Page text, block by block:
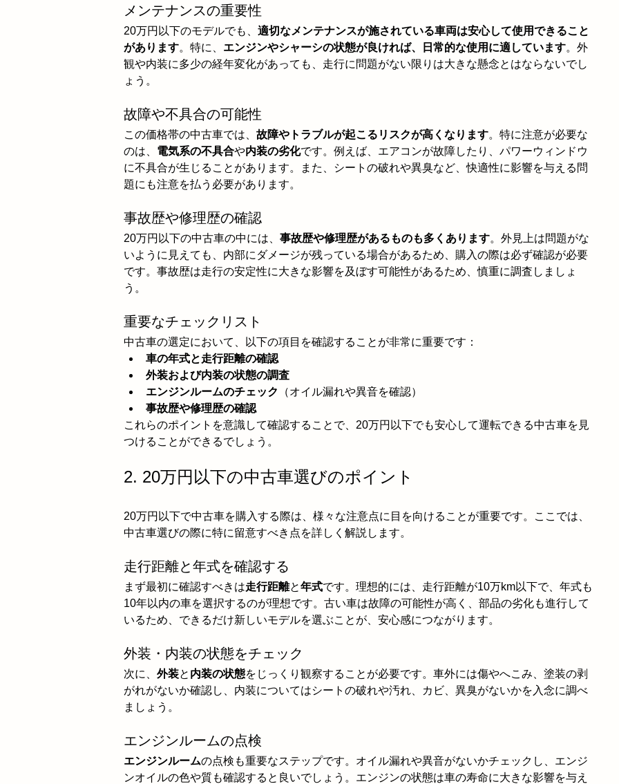
メンテナンスの重要性
20万円以下のモデルでも、 適切なメンテナンスが施されている車両は安心して使用できること
があります。特に、 エンジンやシャーシの状態が良ければ、日常的な使用に適しています。外
観や内装に多少の経年変化があっても、走行に問題がない限りは大きな懸念とはならないでし
ょう。
故障や不具合の可能性
この価格帯の中古車では、 故障やトラブルが起こるリスクが高くなります。特に注意が必要な
のは、 電気系の不具合や内装の劣化です。例えば、エアコンが故障したり、パワーウィンドウ
に不具合が生じることがあります。また、シートの破れや異臭など、快適性に影響を与える問
題にも注意を払う必要があります。
事故歴や修理歴の確認
20万円以下の中古車の中には、 事故歴や修理歴があるものも多くあります。外見上は問題がな
いように見えても、内部にダメージが残っている場合があるため、購入の際は必ず確認が必要
です。事故歴は走行の安定性に大きな影響を及ぼす可能性があるため、慎重に調査しましょ
う。
重要なチェックリスト
中古車の選定において、以下の項目を確認することが非常に重要です：
車の年式と走行距離の確認
外装および内装の状態の調査
エンジンルームのチェック
（オイル漏れや異音を確認）
事故歴や修理歴の確認
これらのポイントを意識して確認することで、20万円以下でも安心して運転できる中古車を見
つけることができるでしょう。
2. 20万円以下の中古車選びのポイント
20万円以下で中古車を購入する際は、様々な注意点に目を向けることが重要です。ここでは、
中古車選びの際に特に留意すべき点を詳しく解説します。
走行距離と年式を確認する
まず最初に確認すべきは走行距離と年式です。理想的には、走行距離が10万km以下で、年式も
10年以内の車を選択するのが理想です。古い車は故障の可能性が高く、部品の劣化も進行して
いるため、できるだけ新しいモデルを選ぶことが、安心感につながります。
外装・内装の状態をチェック
次に、 外装と 内装の状態をじっくり観察することが必要です。車外には傷やへこみ、塗装の剥
がれがないか確認し、内装についてはシートの破れや汚れ、カビ、異臭がないかを入念に調べ
ましょう。
エンジンルームの点検
エンジンルームの点検も重要なステップです。オイル漏れや異音がないかチェックし、エンジ
ンオイルの色や質も確認すると良いでしょう。エンジンの状態は車の寿命に大きな影響を与え